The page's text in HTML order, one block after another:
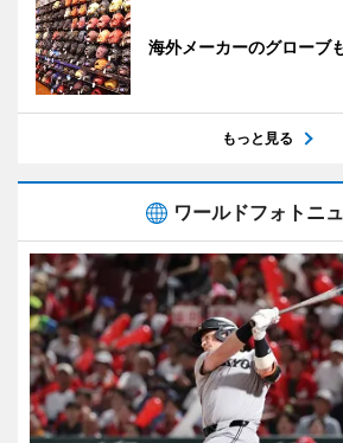
海外メーカーのグローブ
もっと見る
ワールドフォトニ